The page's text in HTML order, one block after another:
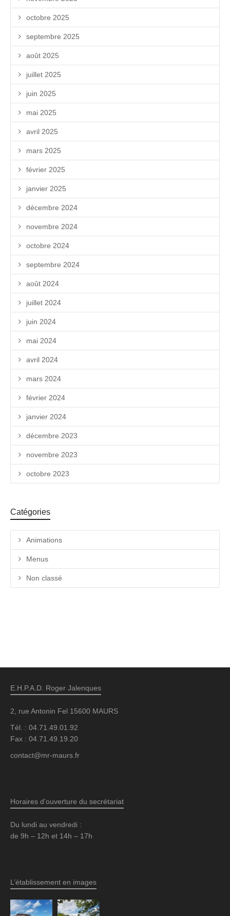
octobre 2025
septembre 2025
août 2025
juillet 2025
juin 2025
mai 2025
avril 2025
mars 2025
février 2025
janvier 2025
décembre 2024
novembre 2024
octobre 2024
septembre 2024
août 2024
juillet 2024
juin 2024
mai 2024
avril 2024
mars 2024
février 2024
janvier 2024
décembre 2023
novembre 2023
octobre 2023
Catégories
Animations
Menus
Non classé
E.H.P.A.D. Roger Jalenques
2, rue Antonin Fel 15600 MAURS
Tél. : 04.71.49.01.92
Fax : 04.71.49.19.20
contact@mr-maurs.fr
Horaires d’ouverture du secrétariat
Du lundi au vendredi :
de 9h – 12h et 14h – 17h
L’établissement en images